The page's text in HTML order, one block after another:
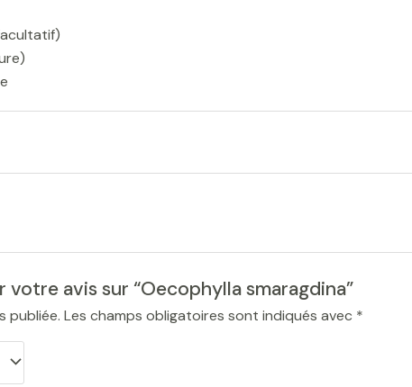
votre avis sur “Oecophylla smaragdina”
publiée. Les champs obligatoires sont indiqués avec *